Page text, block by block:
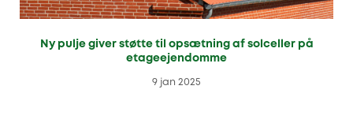
Ny pulje giver støtte til opsætning af solceller på
etageejendomme
9 jan 2025